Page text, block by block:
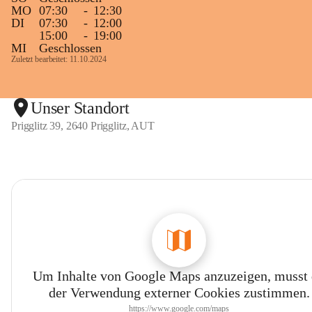
MO 07:30 - 12:30
DI
07:30 - 12:00
15:00
- 19:00
MI
Geschlossen
Zuletzt bearbeitet: 11.10.2024
Unser Standort
Prigglitz 39, 2640 Prigglitz, AUT
Um Inhalte von Google Maps anzuzeigen, musst
der Verwendung externer Cookies zustimmen.
https://www.google.com/maps